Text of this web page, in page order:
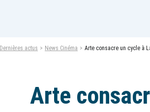
Dernières actus News Cinéma Arte consacre un cycle à
Arte